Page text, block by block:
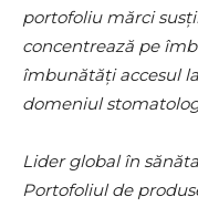
portofoliu mărci
concentrează pe
îmbunătăți accesul
domeniul
Lider global în
Portofoliul de